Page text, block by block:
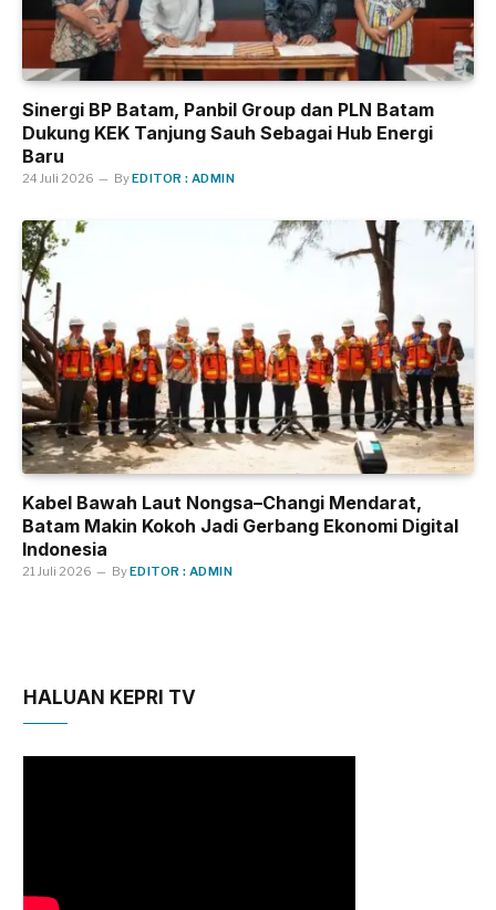
Sinergi BP Batam, Panbil Group dan PLN Batam
Dukung KEK Tanjung Sauh Sebagai Hub Energi
Baru
24 Juli 2026 ByEDITOR : ADMIN
Kabel Bawah Laut Nongsa–Changi Mendarat,
Batam Makin Kokoh Jadi Gerbang Ekonomi Digital
Indonesia
21 Juli 2026 ByEDITOR : ADMIN
HALUAN KEPRI TV